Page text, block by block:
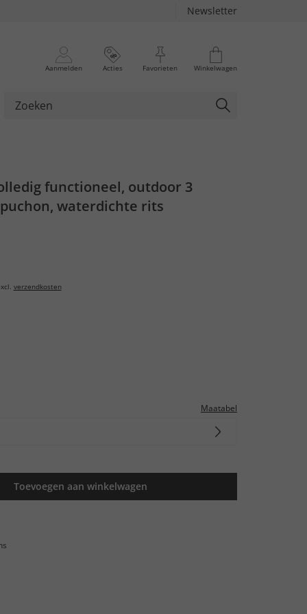
Newsletter
Aanmelden Acties Favorieten Winkelwagen
functioneel, outdoor 3
waterdichte rits
verzendkosten
Maatabel
Toevoegen aan winkelwagen